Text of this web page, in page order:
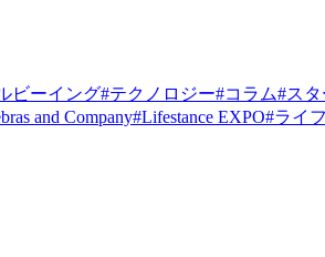
ビーイング#テクノロジー#コラム#ス
and Company#Lifestance EXPO#ライ